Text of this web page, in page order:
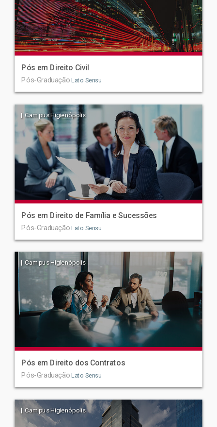
Pós em Direito Civil
Pós-Graduação Lato Sensu
| Campus Higienópolis
Pós em Direito de Família e Sucessões
Pós-Graduação Lato Sensu
| Campus Higienópolis
Pós em Direito dos Contratos
Pós-Graduação Lato Sensu
| Campus Higienópolis